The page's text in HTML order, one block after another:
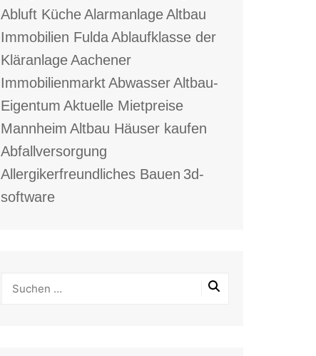
Abluft KücheAlarmanlageAltbau
Immobilien FuldaAblaufklasse der
KläranlageAachener
ImmobilienmarktAbwasserAltbau-
Eigentum Aktuelle Mietpreise
Mannheim Altbau Häuser kaufen
Abfallversorgung
Allergikerfreundliches Bauen 3d-
software